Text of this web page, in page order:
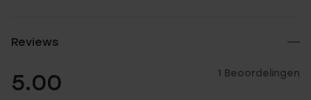
Reviews
5.00 1 Beoordelingen